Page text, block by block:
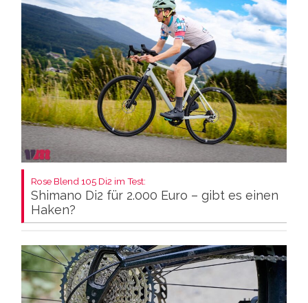
Rose Blend 105 Di2 im Test:
Shimano Di2 für 2.000 Euro – gibt es einen
Haken?